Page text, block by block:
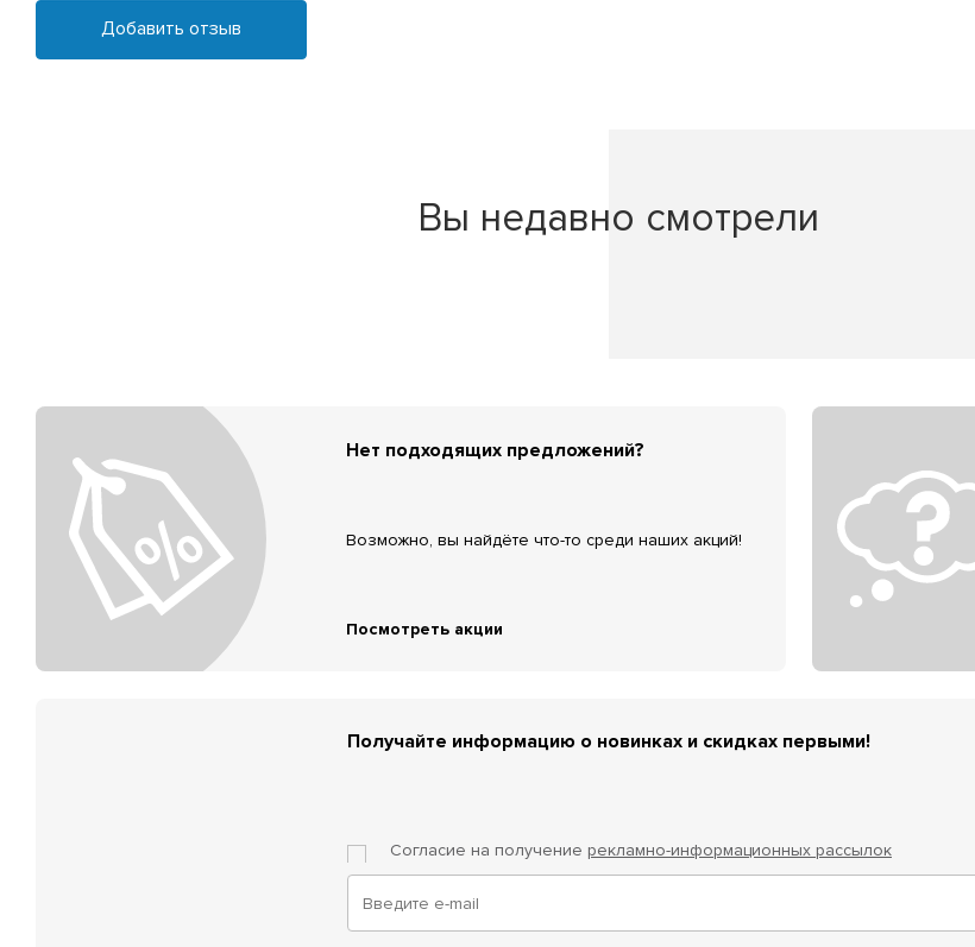
Добавить отзыв
Вы недавно смотрели
Нет подходящих предложений?
Возможно, вы найдёте что-то среди наших акций!
Посмотреть акции
Получайте информацию о новинках и скидках первыми!
Согласие на получение рекламно-информационных рассылок